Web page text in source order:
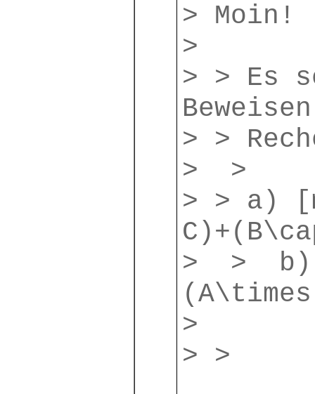
> Moin!
>
> > Es
> >
> >
> > a)
> > b)
>
> >